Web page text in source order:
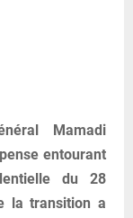
Mamadi
entourant
du 28
la transition a